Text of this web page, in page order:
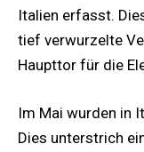
Italien erfasst.
tief verwurzelte
Haupttor für die
Im Mai wurden in
Dies unterstrich